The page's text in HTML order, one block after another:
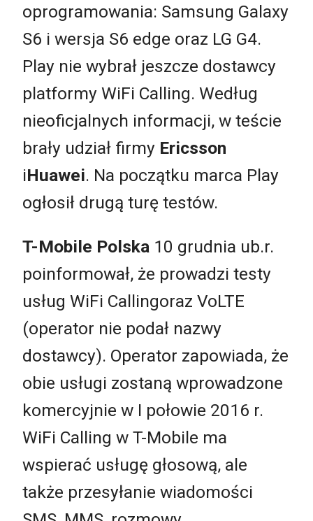
oprogramowania: Samsung Galaxy
S6 i wersja S6 edge oraz LG G4.
Play nie wybrał jeszcze dostawcy
platformy WiFi Calling. Według
nieoficjalnych informacji, w teście
brały udział firmy Ericsson
iHuawei. Na początku marca Play
ogłosił drugą turę testów.
T-Mobile Polska 10 grudnia ub.r.
poinformował, że prowadzi testy
usług WiFi Callingoraz VoLTE
(operator nie podał nazwy
dostawcy). Operator zapowiada, że
obie usługi zostaną wprowadzone
komercyjnie w I połowie 2016 r.
WiFi Calling w T-Mobile ma
wspierać usługę głosową, ale
także przesyłanie wiadomości